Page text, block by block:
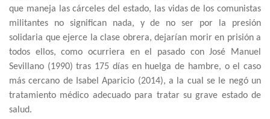
que maneja las cárceles del estado, las vidas de los comunistas
militantes no significan nada, y de no ser por la presión
solidaria que ejerce la clase obrera, dejarían morir en prisión a
todos ellos, como ocurriera en el pasado con José Manuel
Sevillano (1990) tras 175 días en huelga de hambre, o el caso
más cercano de Isabel Aparicio (2014), a la cual se le negó un
tratamiento médico adecuado para tratar su grave estado de
salud.